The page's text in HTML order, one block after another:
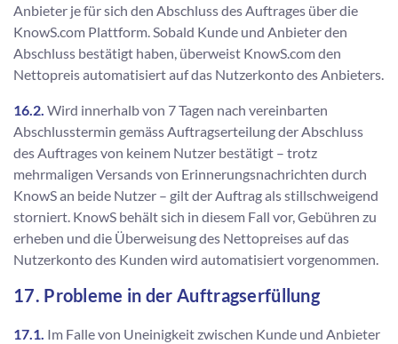
Anbieter je für sich den Abschluss des Auftrages über die
KnowS.com Plattform. Sobald Kunde und Anbieter den
Abschluss bestätigt haben, überweist KnowS.com den
Nettopreis automatisiert auf das Nutzerkonto des Anbieters.
16.2. Wird innerhalb von 7 Tagen nach vereinbarten
Abschlusstermin gemäss Auftragserteilung der Abschluss
des Auftrages von keinem Nutzer bestätigt – trotz
mehrmaligen Versands von Erinnerungsnachrichten durch
KnowS an beide Nutzer – gilt der Auftrag als stillschweigend
storniert. KnowS behält sich in diesem Fall vor, Gebühren zu
erheben und die Überweisung des Nettopreises auf das
Nutzerkonto des Kunden wird automatisiert vorgenommen.
17. Probleme in der Auftragserfüllung
17.1. Im Falle von Uneinigkeit zwischen Kunde und Anbieter